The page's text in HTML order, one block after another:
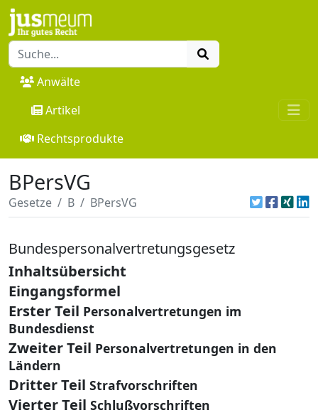
Anwälte
Artikel
Rechtsprodukte
BPersVG
Gesetze B BPersVG
Bundespersonalvertretungsgesetz
Inhaltsübersicht
Eingangsformel
Erster Teil Personalvertretungen im
Bundesdienst
Zweiter Teil Personalvertretungen in den
Ländern
Dritter Teil Strafvorschriften
Vierter Teil Schlußvorschriften